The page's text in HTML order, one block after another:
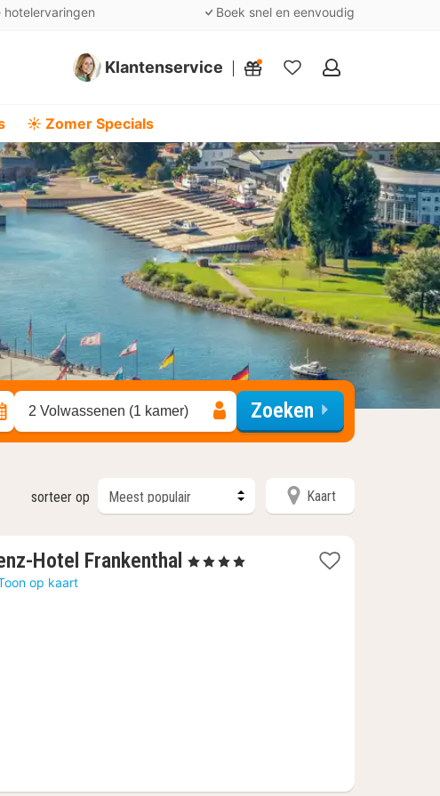
hotelervaringen Boek snel en eenvoudig
Klantenservice
Mijn
☀️ Zomer Specials
2 Volwassenen (1 kamer) Zoeken
sorteer op Kaart
Hotel Frankenthal 1
, 4 Sterren
op kaart